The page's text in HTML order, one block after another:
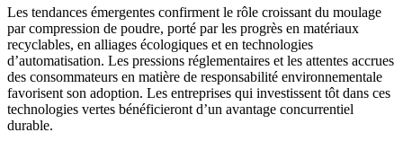
Les tendances émergentes confirment le rôle croissant du moulage
par compression de poudre, porté par les progrès en matériaux
recyclables, en alliages écologiques et en technologies
d’automatisation. Les pressions réglementaires et les attentes accrues
des consommateurs en matière de responsabilité environnementale
favorisent son adoption. Les entreprises qui investissent tôt dans ces
technologies vertes bénéficieront d’un avantage concurrentiel
durable.